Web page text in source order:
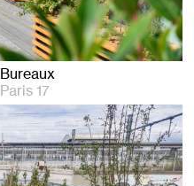
Bureaux
Paris 17